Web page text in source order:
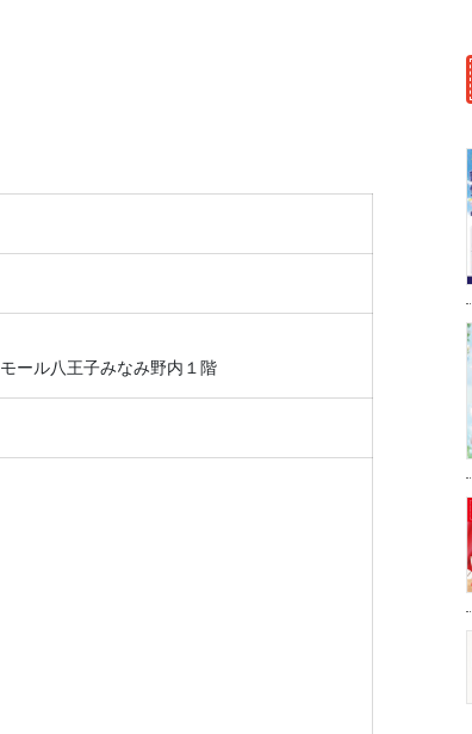
ール八王子みなみ野内１階